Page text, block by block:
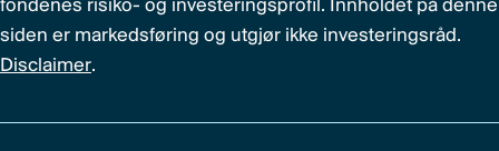
fondenes risiko- og investeringsprofil. Innholdet på denne
siden er markedsføring og utgjør ikke investeringsråd.
Disclaimer.